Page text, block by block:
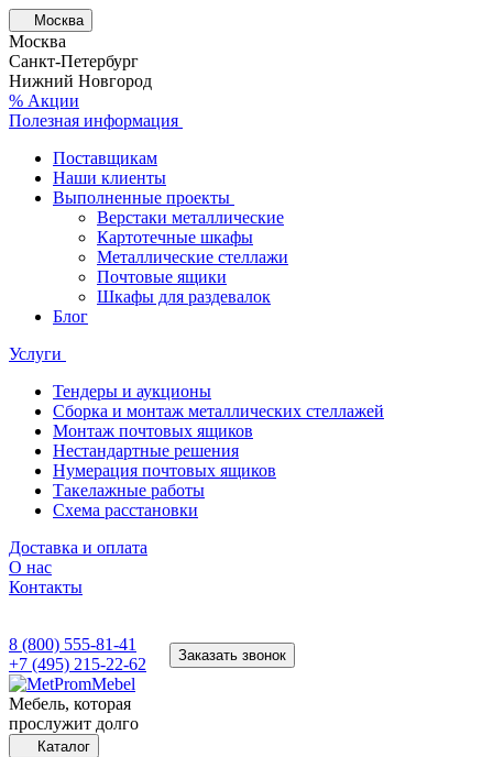
Москва
Москва
Санкт-Петербург
Нижний Новгород
% Акции
Полезная информация
Поставщикам
Наши клиенты
Выполненные проекты
Верстаки металлические
Картотечные шкафы
Металлические стеллажи
Почтовые ящики
Шкафы для раздевалок
Блог
Услуги
Тендеры и аукционы
Сборка и монтаж металлических стеллажей
Монтаж почтовых ящиков
Нестандартные решения
Нумерация почтовых ящиков
Такелажные работы
Схема расстановки
Доставка и оплата
О нас
Контакты
8 (800) 555-81-41
+7 (495) 215-22-62
Заказать звонок
Мебель, которая
прослужит долго
Каталог